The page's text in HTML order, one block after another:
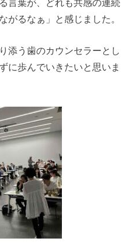
言葉が、どれも共感の連続
がるなぁ」と感じました。
添う歯のカウンセラーとし
に歩んでいきたいと思いま